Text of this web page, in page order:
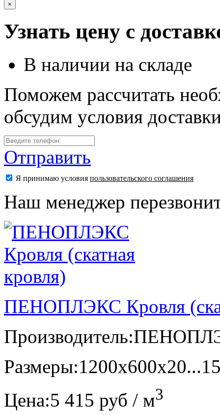
×
Узнать цену с
В наличии на складе
Поможем рассчитать
обсудим условия
Отправить
Я принимаю условия пользовательского соглашения
Наш менеджер
ПЕНОПЛЭКС Кровля
Производитель:
Размеры:
Цена:5 415 руб / м3